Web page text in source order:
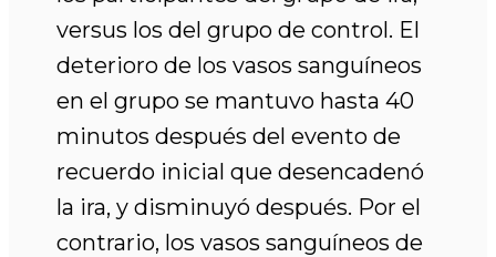
versus los del grupo de control. El
deterioro de los vasos sanguíneos
en el grupo se mantuvo hasta 40
minutos después del evento de
recuerdo inicial que desencadenó
la ira, y disminuyó después. Por el
contrario, los vasos sanguíneos de